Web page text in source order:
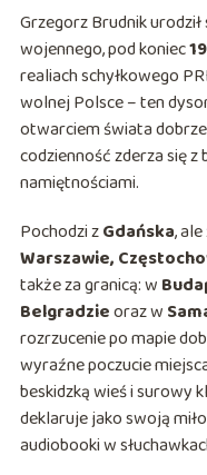
Grzegorz Brudnik
wojennego, pod koniec
realiach schyłkowego
wolnej Polsce – ten
otwarciem świata
codzienność zderza się
namiętnościami.
Pochodzi zGdańska,
Warszawie,
także za granicą: w
Belgradzieoraz w
rozrzucenie po mapie
wyraźne poczucie
beskidzką wieś i surowy
deklaruje jako swoją
audiobooki w